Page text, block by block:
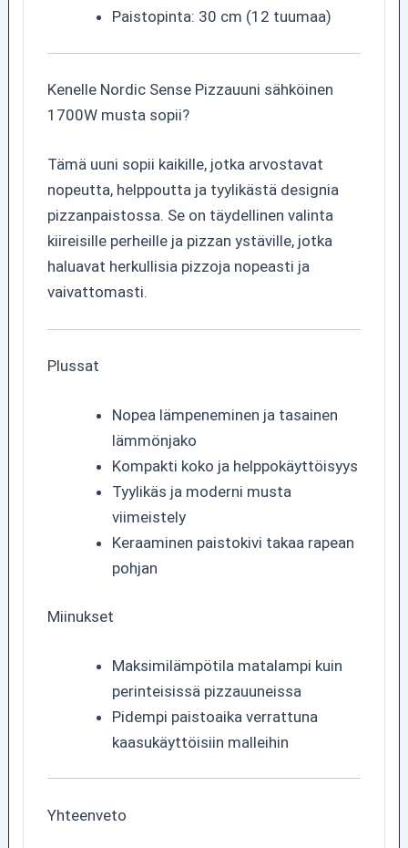
Paistopinta: 30 cm (12 tuumaa)
Kenelle Nordic Sense Pizzauuni sähköinen
1700W musta sopii?
Tämä uuni sopii kaikille, jotka arvostavat
nopeutta, helppoutta ja tyylikästä designia
pizzanpaistossa. Se on täydellinen valinta
kiireisille perheille ja pizzan ystäville, jotka
haluavat herkullisia pizzoja nopeasti ja
vaivattomasti.
Plussat
Nopea lämpeneminen ja tasainen
lämmönjako
Kompakti koko ja helppokäyttöisyys
Tyylikäs ja moderni musta
viimeistely
Keraaminen paistokivi takaa rapean
pohjan
Miinukset
Maksimilämpötila matalampi kuin
perinteisissä pizzauuneissa
Pidempi paistoaika verrattuna
kaasukäyttöisiin malleihin
Yhteenveto